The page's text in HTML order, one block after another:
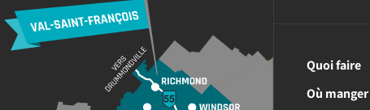
Quoi faire
Où manger